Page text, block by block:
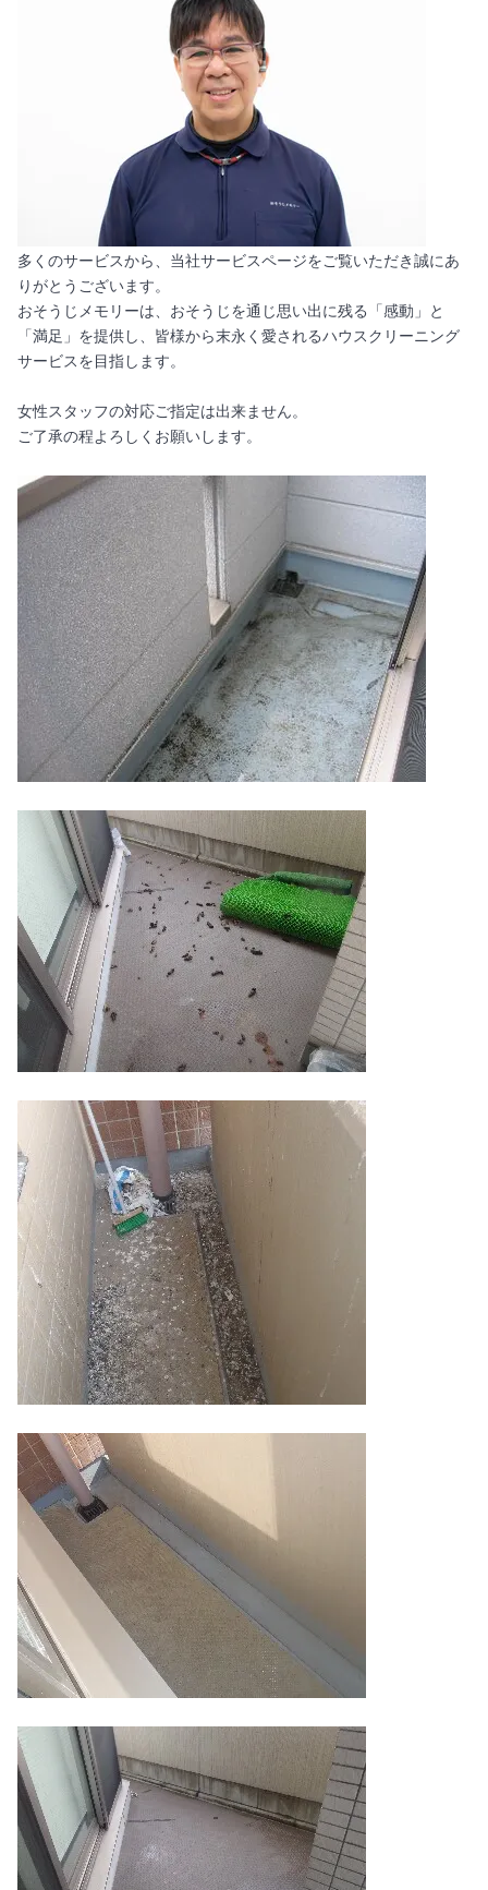
多くのサービスから、当社サービスページをご覧いただき誠にあ
りがとうございます。
おそうじメモリーは、おそうじを通じ思い出に残る「感動」と
「満足」を提供し、皆様から末永く愛されるハウスクリーニング
サービスを目指します。
女性スタッフの対応ご指定は出来ません。
ご了承の程よろしくお願いします。